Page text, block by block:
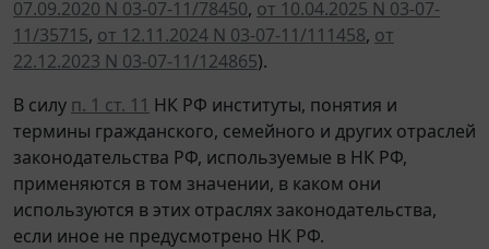
07.09.2020 N 03-07-11/78450, от 10.04.2025 N 03-07-
11/35715, от 12.11.2024 N 03-07-11/111458, от
22.12.2023 N 03-07-11/124865).
В силу п. 1 ст. 11 НК РФ институты, понятия и
термины гражданского, семейного и других отраслей
законодательства РФ, используемые в НК РФ,
применяются в том значении, в каком они
используются в этих отраслях законодательства,
если иное не предусмотрено НК РФ.